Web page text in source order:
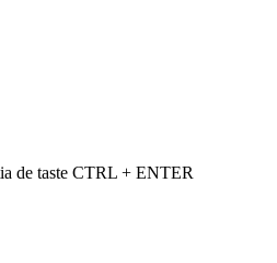
de taste CTRL + ENTER